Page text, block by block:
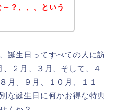
？、、、という
誕生日ってすべての人に訪
２月、３月、そして、４
月、９月、１０月、１１
な誕生日に何かお得な特典